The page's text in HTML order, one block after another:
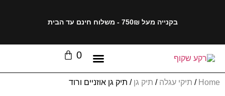
בקנייה מעל 750₪ - משלוח חינם עד הבית
0
Home
/ תיקי עגלה / תיק גן / תיק גן אוזניים ורוד